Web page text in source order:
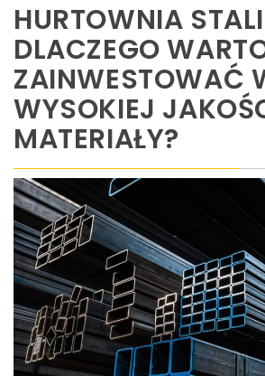
HURTOWNIA
DLACZEGO
ZAINWESTOWAĆ
WYSOKIEJ
MATERIAŁY?